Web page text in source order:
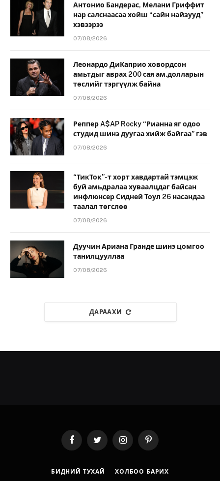
Антонио Бандерас, Мелани Гриффит
нар салснаасаа хойш “сайн найзууд”
хэвээрээ
07/08/2026
Леонардо ДиКаприо ховордсон
амьтдыг аврах 200 сая ам.долларын
төслийг тэргүүлж байна
07/08/2026
Реппер A$AP Rocky “Рианна яг одоо
студид шинэ дуугаа хийж байгаа” гэв
07/08/2026
“ТикТок”-т хорт хавдартай тэмцэж
буй амьдралаа хуваалцдаг байсан
инфлюнсер Сидней Тоул 26 насандаа
таалал төгслөө
07/08/2026
Дуучин Ариана Гранде шинэ цомгоо
танилцууллаа
07/08/2026
ДАРААХИ
FacebookTwitter InstagramPinterest
БИДНИЙ ТУХАЙ ХОЛБОО БАРИХ